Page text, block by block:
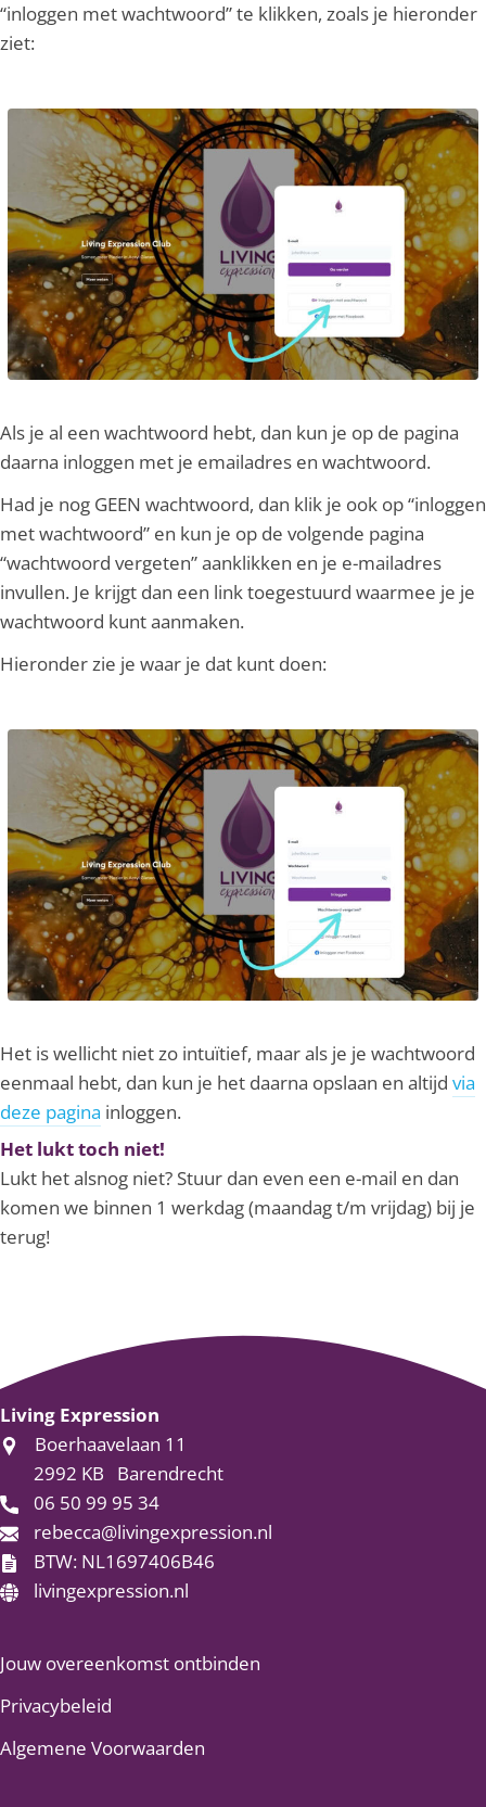
“inloggen met wachtwoord” te klikken, zoals je hieronder
ziet:
Als je al een wachtwoord hebt, dan kun je op de pagina
daarna inloggen met je emailadres en wachtwoord.
Had je nog GEEN wachtwoord, dan klik je ook op “inloggen
met wachtwoord” en kun je op de volgende pagina
“wachtwoord vergeten” aanklikken en je e-mailadres
invullen. Je krijgt dan een link toegestuurd waarmee je je
wachtwoord kunt aanmaken.
Hieronder zie je waar je dat kunt doen:
Het is wellicht niet zo intuïtief, maar als je je wachtwoord
eenmaal hebt, dan kun je het daarna opslaan en altijd via
deze pagina inloggen.
Het lukt toch niet!
Lukt het alsnog niet? Stuur dan even een e-mail en dan
komen we binnen 1 werkdag (maandag t/m vrijdag) bij je
terug!
Living Expression
Boerhaavelaan 11
2992 KB
Barendrecht
06 50 99 95 34
rebecca@livingexpression.nl
BTW: NL1697406B46
livingexpression.nl
Jouw overeenkomst ontbinden
Privacybeleid
Algemene Voorwaarden